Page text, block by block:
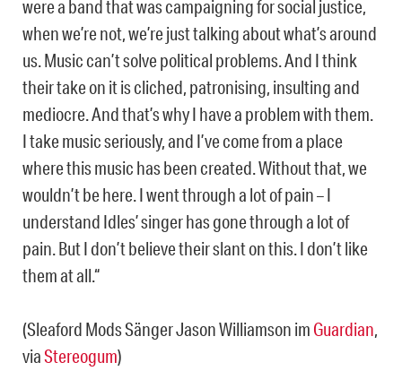
were a band that was campaigning for social justice,
when we’re not, we’re just talking about what’s around
us. Music can’t solve political problems. And I think
their take on it is cliched, patronising, insulting and
mediocre. And that’s why I have a problem with them.
I take music seriously, and I’ve come from a place
where this music has been created. Without that, we
wouldn’t be here. I went through a lot of pain – I
understand Idles’ singer has gone through a lot of
pain. But I don’t believe their slant on this. I don’t like
them at all.“
(Sleaford Mods Sänger Jason Williamson im Guardian,
viaStereogum)